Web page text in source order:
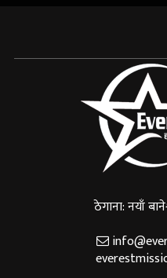
ठेगाना: नयाँ